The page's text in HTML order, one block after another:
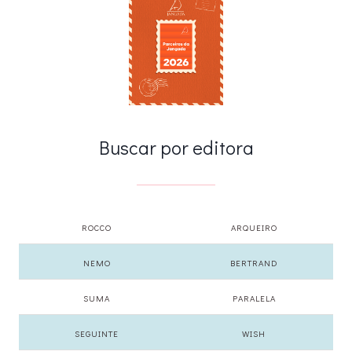
Buscar por editora
ROCCO ARQUEIRO
NEMO BERTRAND
SUMA PARALELA
SEGUINTE WISH